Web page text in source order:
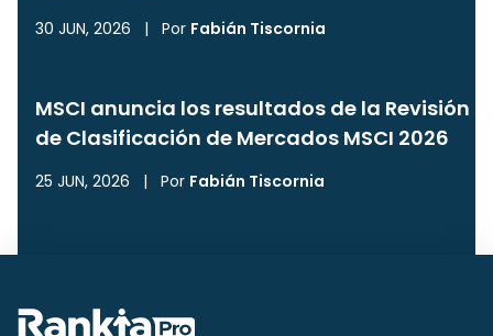
30 JUN, 2026 | Por Fabián Tiscornia
MSCI anuncia los resultados de la Revisión
de Clasificación de Mercados MSCI 2026
25 JUN, 2026 | Por Fabián Tiscornia